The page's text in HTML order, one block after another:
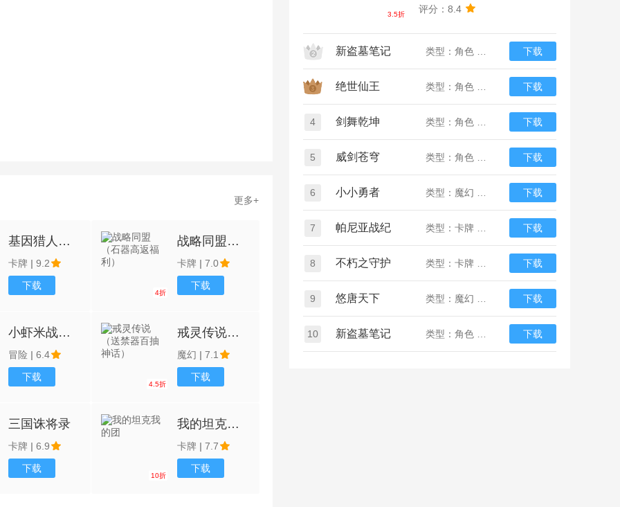
更多+
基因猎人（末日百抽）
卡牌 | 9.2
下载
4折
战略同盟（石器高返福利）
卡牌 | 7.0
下载
小虾米战三国
冒险 | 6.4
下载
4.5折
戒灵传说（送禁器百抽神话）
魔幻 | 7.1
下载
三国诛将录
卡牌 | 6.9
下载
10折
我的坦克我的团
卡牌 | 7.7
下载
3.5折
评分：8.4
新盗墓笔记 下载
绝世仙王 下载
4 剑舞乾坤 下载
5 威剑苍穹 下载
6 小小勇者 下载
7 帕尼亚战纪 下载
8 不朽之守护 下载
9 悠唐天下 下载
10 新盗墓笔记 下载